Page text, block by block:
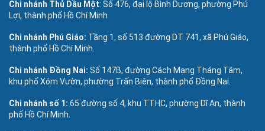
Chi nhánh Thủ Dầu Một: Số 476, đại lộ Bình Dương, phường Phú
Lợi, thành phố Hồ Chí Minh
Chi nhánh Phú Giáo: Tầng 1, số 513 đường DT 741, xã Phú Giáo,
thành phố Hồ Chí Minh.
Chi nhánh Đồng Nai: Số 147B, đường Cách Mạng Tháng Tám,
khu phố Xóm Vườn, phường Trấn Biên, thành phố Đồng Nai.
Chi nhánh số 1: 65 đường số 4, khu TTHC, phường Dĩ An, thành
phố Hồ Chí Minh.